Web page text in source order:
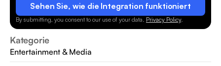
Sehen Sie, wie die Integration funktioniert
By submitting, you consent to our use of your data. Privacy Policy.
Kategorie
Entertainment & Media